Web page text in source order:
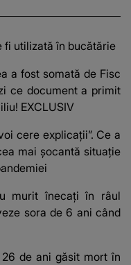
fi utilizată în bucătărie
a fost somată de Fisc
ce document a primit
EXCLUSIV
cere explicații”. Ce a
mai șocantă situație
murit înecați în râul
sora de 6 ani când
de ani găsit mort în